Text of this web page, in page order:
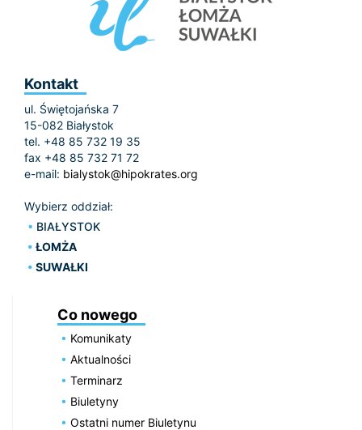
Kontakt
ul. Świętojańska 7
15-082 Białystok
tel. +48 85 732 19 35
fax +48 85 732 71 72
e-mail: bialystok@hipokrates.org
Wybierz oddział:
BIAŁYSTOK
ŁOMŻA
SUWAŁKI
Co nowego
Komunikaty
Aktualności
Terminarz
Biuletyny
Ostatni numer Biuletynu